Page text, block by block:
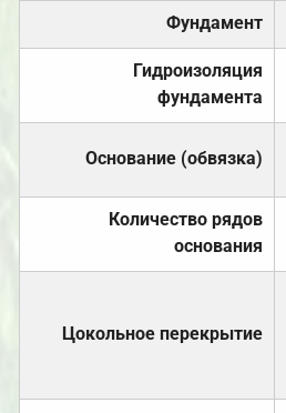
Фундамент
Гидроизоляция
фундамента
Основание (обвязка)
Количество рядов
основания
Цокольное перекрытие